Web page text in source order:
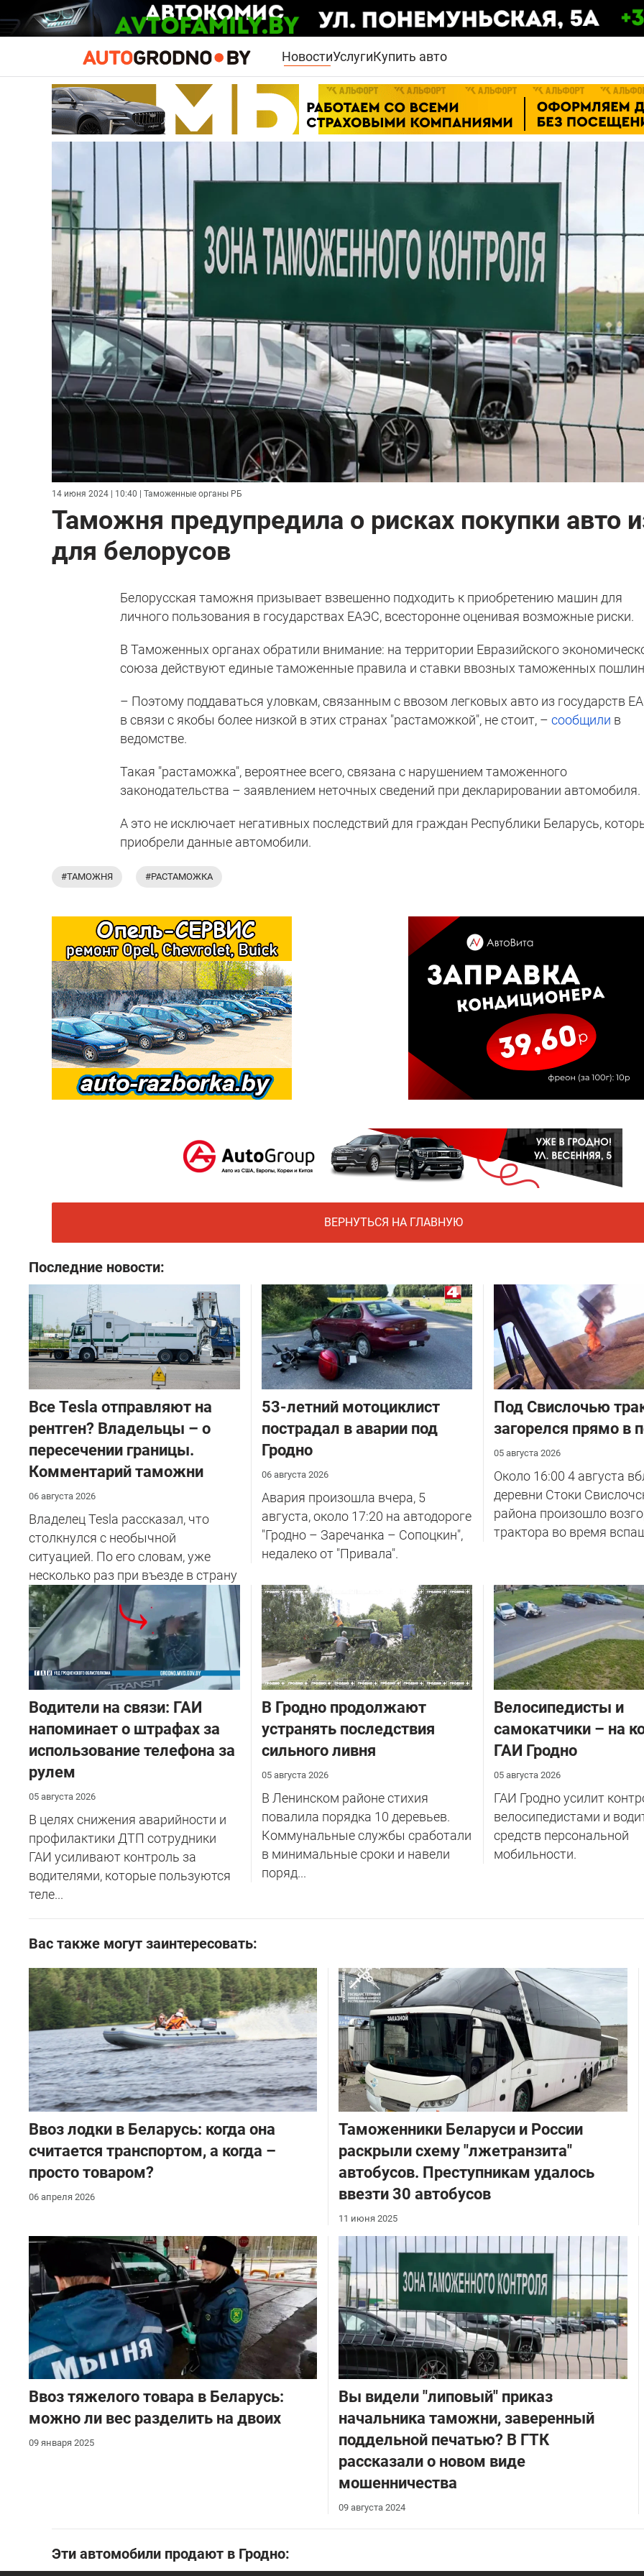
НовостиУслугиКупить авто
14 июня 2024 | 10:40 | Таможенные органы РБ
Таможня предупредила о рисках покупки авто
для белорусов
Белорусская таможня призывает взвешенно подходить к приобретению машин для
личного пользования в государствах ЕАЭС, всесторонне оценивая возможные риски.
В Таможенных органах обратили внимание: на территории Евразийского
союза действуют единые таможенные правила и ставки ввозных таможенных
– Поэтому поддаваться уловкам, связанным с ввозом легковых авто из государств
в связи с якобы более низкой в этих странах "растаможкой", не стоит, –сообщили в
ведомстве.
Такая "растаможка", вероятнее всего, связана с нарушением таможенного
законодательства – заявлением неточных сведений при декларировании автомобиля.
А это не исключает негативных последствий для граждан Республики Беларусь,
приобрели данные автомобили.
#ТАМОЖНЯ #РАСТАМОЖКА
ВЕРНУТЬСЯ НА ГЛАВНУЮ
Последние новости:
Все Tesla отправляют на
рентген? Владельцы – о
пересечении границы.
Комментарий таможни
06 августа 2026
Владелец Tesla рассказал, что
столкнулся с необычной
ситуацией. По его словам, уже
несколько раз при въезде в страну
при...
53-летний мотоциклист
пострадал в аварии под
Гродно
06 августа 2026
Авария произошла вчера, 5
августа, около 17:20 на автодороге
"Гродно – Заречанка – Сопоцкин",
недалеко от "Привала".
Под Свислочью
загорелся прямо в
05 августа 2026
Около 16:00 4 августа
деревни Стоки
района произошло
трактора во время
Водители на связи: ГАИ
напоминает о штрафах за
использование телефона за
рулем
05 августа 2026
В целях снижения аварийности и
профилактики ДТП сотрудники
ГАИ усиливают контроль за
водителями, которые пользуются
теле...
В Гродно продолжают
устранять последствия
сильного ливня
05 августа 2026
В Ленинском районе стихия
повалила порядка 10 деревьев.
Коммунальные службы сработали
в минимальные сроки и навели
поряд...
Велосипедисты и
самокатчики – на
ГАИ Гродно
05 августа 2026
ГАИ Гродно усилит
велосипедистами и
средств персональной
мобильности.
Вас также могут заинтересовать:
Ввоз лодки в Беларусь: когда она
считается транспортом, а когда –
просто товаром?
06 апреля 2026
Таможенники Беларуси и России
раскрыли схему "лжетранзита"
автобусов. Преступникам удалось
ввезти 30 автобусов
11 июня 2025
Ввоз тяжелого товара в Беларусь:
можно ли вес разделить на двоих
09 января 2025
Вы видели "липовый" приказ
начальника таможни, заверенный
поддельной печатью? В ГТК
рассказали о новом виде
мошенничества
09 августа 2024
Эти автомобили продают в Гродно: